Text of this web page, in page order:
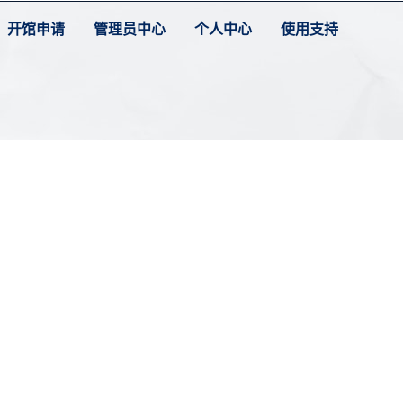
开馆申请 管理员中心 个人中心 使用支持